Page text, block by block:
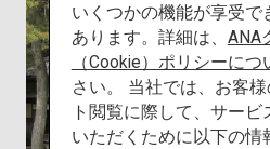
旅のアイデア
行き先
いくつかの機能が享受で
あります。詳細は、 ANA
（Cookie）ポリシーにつ
さい。 当社では、お客
ト閲覧に際して、サー
いただくために以下の情